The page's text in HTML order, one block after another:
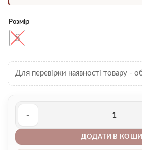
Розмір
S
Для перевірки наявності товару -
ДОДАТИ В